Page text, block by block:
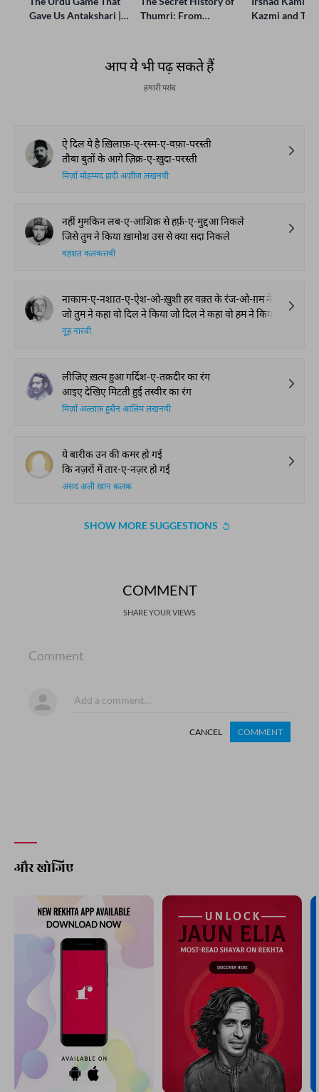
Gave Us Antakshari |
Thumri: From
Kazmi and
आप ये भी पढ़ सकते हैं
हमारी पसंद
ऐ दिल ये है ख़िलाफ़-ए-रस्म-ए-वफ़ा-परस्ती
तौबा बुतों के आगे ज़िक्र-ए-ख़ुदा-परस्ती
मिर्ज़ा मोहम्मद हादी अज़ीज़ लखनवी
नहीं मुमकिन लब-ए-आशिक़ से हर्फ़-ए-मुद्दआ निकले
जिसे तुम ने किया ख़ामोश उस से क्या सदा निकले
वहशत कलकत्तवी
नाकाम-ए-नशात-ए-ऐश-ओ-ख़ुशी हर वक़्त के रंज-ओ-ग़म ने किया
जो तुम ने कहा वो दिल ने किया जो दिल ने कहा वो हम ने किया
नूह नारवी
लीजिए ख़त्म हुआ गर्दिश-ए-तक़दीर का रंग
आइए देखिए मिटती हुई तस्वीर का रंग
मिर्ज़ा अल्ताफ़ हुसैन आलिम लखनवी
ये बारीक उन की कमर हो गई
कि नज़रों में तार-ए-नज़र हो गई
असद अली ख़ान क़लक़
SHOW MORE SUGGESTIONS
COMMENT
SHARE YOUR VIEWS
Comment
CANCEL COMMENT
और खोजिए